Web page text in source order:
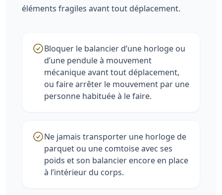
éléments fragiles avant tout déplacement.
Bloquer le balancier d’une horloge ou
d’une pendule à mouvement
mécanique avant tout déplacement,
ou faire arrêter le mouvement par une
personne habituée à le faire.
Ne jamais transporter une horloge de
parquet ou une comtoise avec ses
poids et son balancier encore en place
à l’intérieur du corps.